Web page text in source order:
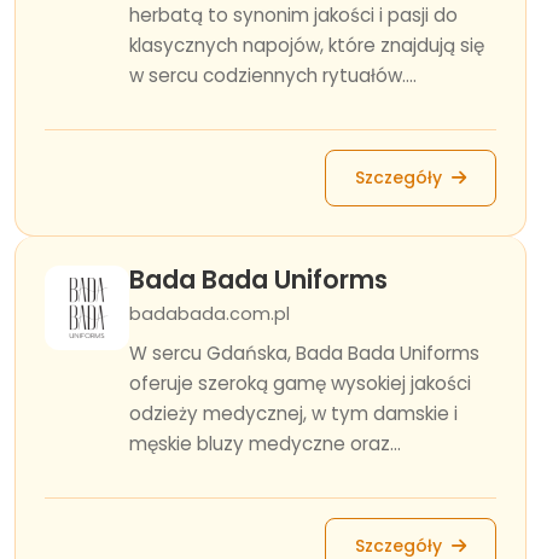
herbatą to synonim jakości i pasji do
klasycznych napojów, które znajdują się
w sercu codziennych rytuałów....
Szczegóły
Bada Bada Uniforms
badabada.com.pl
W sercu Gdańska, Bada Bada Uniforms
oferuje szeroką gamę wysokiej jakości
odzieży medycznej, w tym damskie i
męskie bluzy medyczne oraz...
Szczegóły